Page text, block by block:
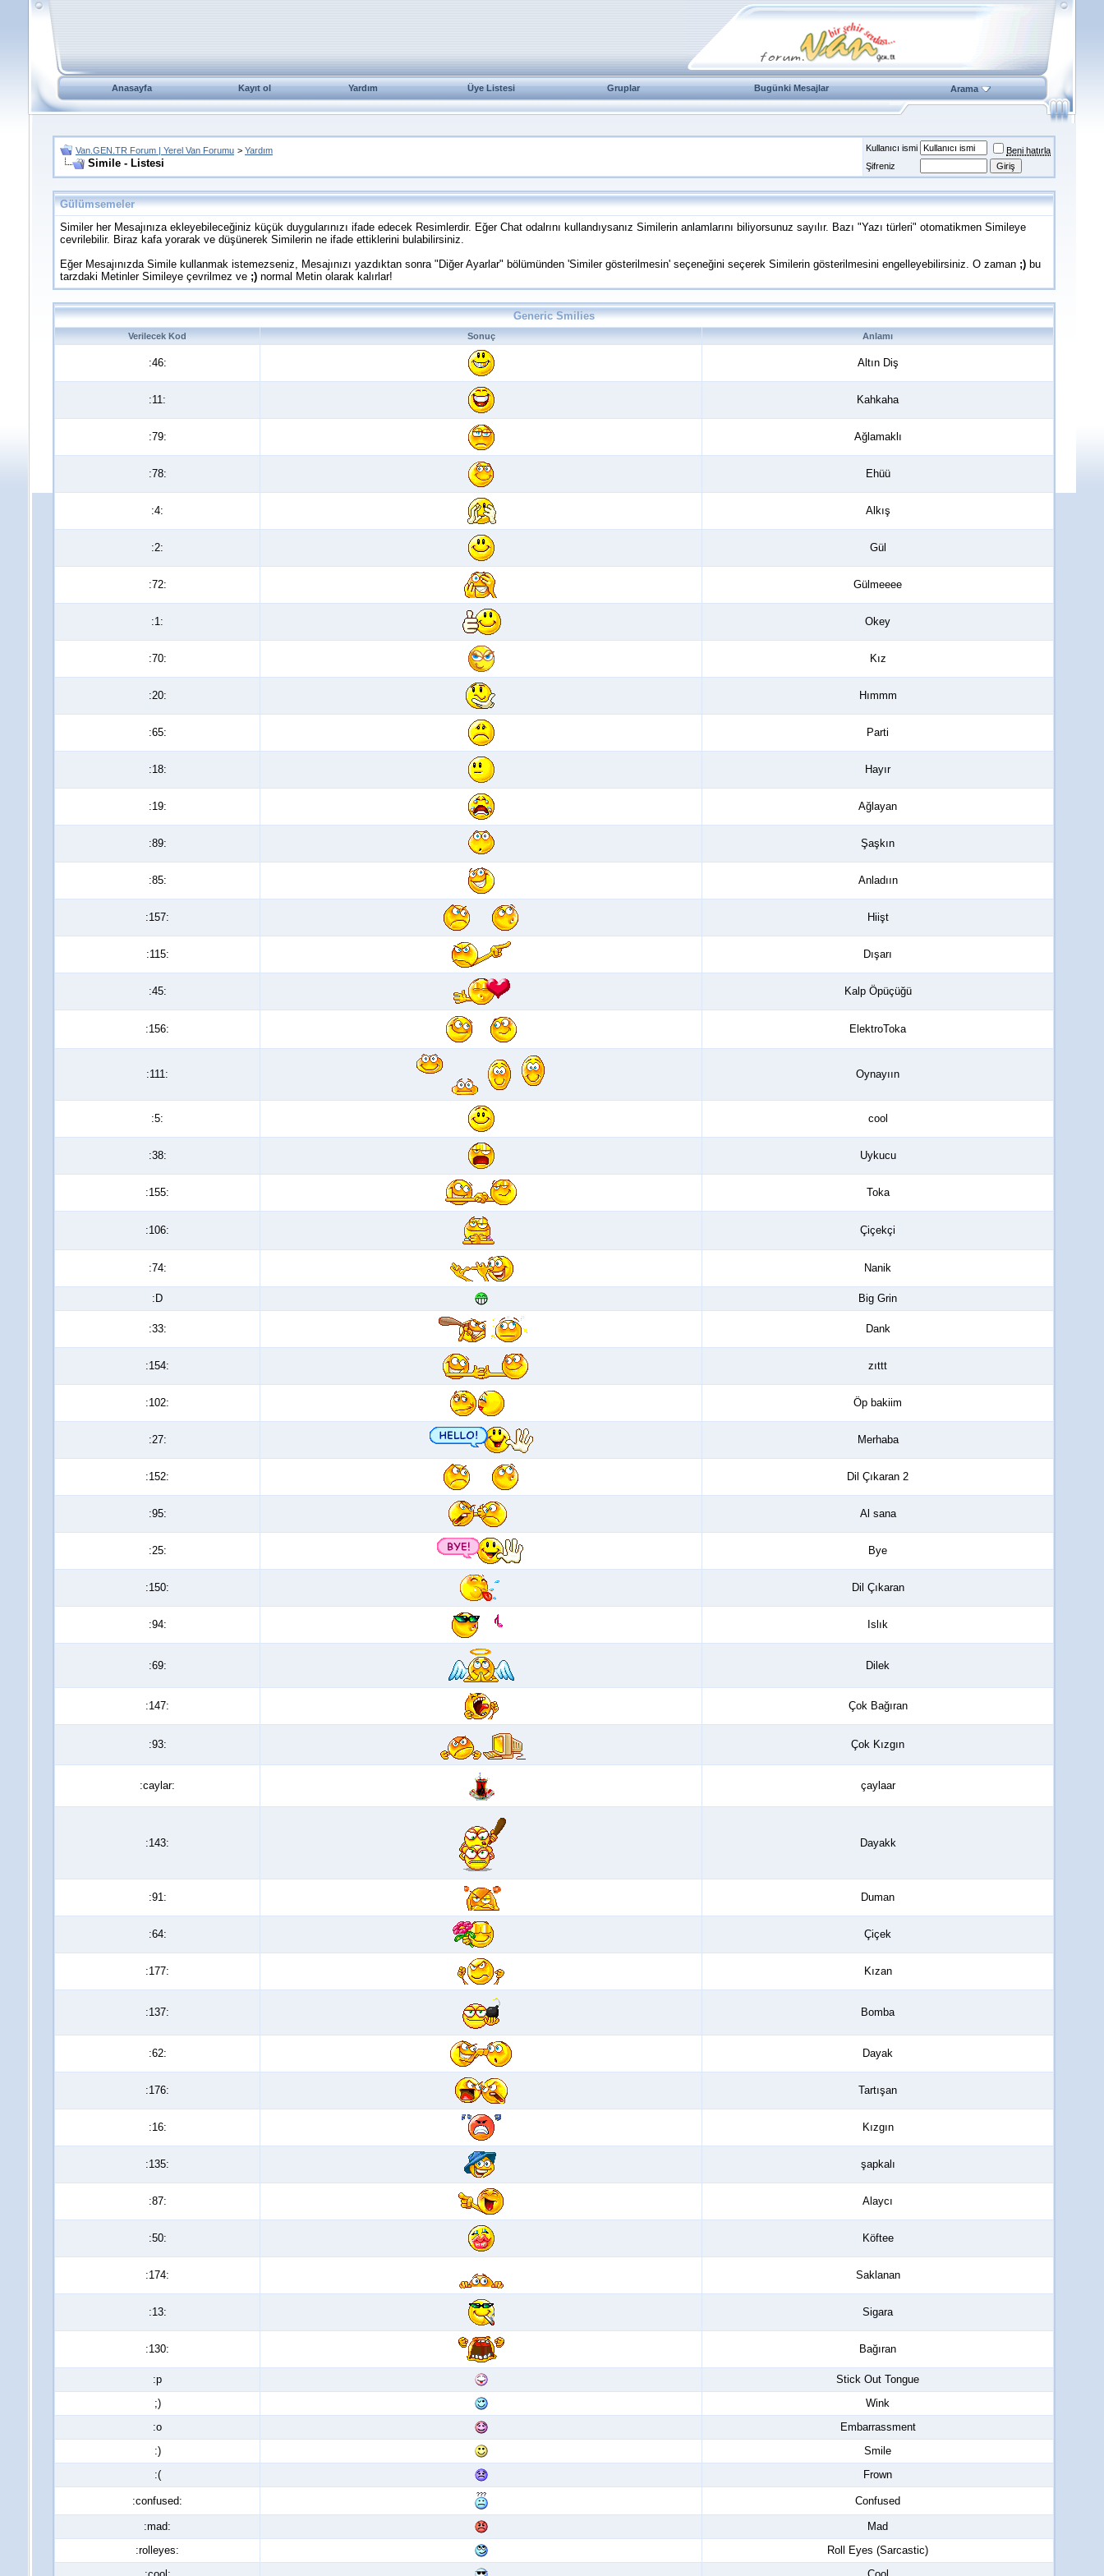
Anasayfa Kayıt ol Yardım Üye Listesi Gruplar Bugünki Mesajlar Arama
Van.GEN.TR Forum | Yerel Van Forumu > Yardım
Simile - Listesi
Kullanıcı ismi
Beni hatırla
Şifreniz
Gülümsemeler
Similer her Mesajınıza ekleyebileceğiniz küçük duygularınızı ifade edecek Resimlerdir. Eğer Chat odalrını kullandıysanız Similerin anlamlarını biliyorsunuz sayılır. Bazı "Yazı türleri" otomatikmen Simileye
cevrilebilir. Biraz kafa yorarak ve düşünerek Similerin ne ifade ettiklerini bulabilirsiniz.
Eğer Mesajınızda Simile kullanmak istemezseniz, Mesajınızı yazdıktan sonra "Diğer Ayarlar" bölümünden 'Similer gösterilmesin' seçeneğini seçerek Similerin gösterilmesini engelleyebilirsiniz. O zaman ;) bu
tarzdaki Metinler Simileye çevrilmez ve ;) normal Metin olarak kalırlar!
Generic Smilies
Verilecek Kod Sonuç Anlamı
:46: Altın Diş
:11: Kahkaha
:79: Ağlamaklı
:78: Ehüü
:4: Alkış
:2: Gül
:72: Gülmeeee
:1: Okey
:70: Kız
:20: Hımmm
:65: Parti
:18: Hayır
:19: Ağlayan
:89: Şaşkın
:85: Anladıın
:157: Hiişt
:115: Dışarı
:45: Kalp Öpüçüğü
:156: ElektroToka
:111: Oynayıın
:5: cool
:38: Uykucu
:155: Toka
:106: Çiçekçi
:74: Nanik
:D Big Grin
:33: Dank
:154: zıttt
:102: Öp bakiim
:27: Merhaba
:152: Dil Çıkaran 2
:95: Al sana
:25: Bye
:150: Dil Çıkaran
:94: Islık
:69: Dilek
:147: Çok Bağıran
:93: Çok Kızgın
:caylar: çaylaar
:143: Dayakk
:91: Duman
:64: Çiçek
:177: Kızan
:137: Bomba
:62: Dayak
:176: Tartışan
:16: Kızgın
:135: şapkalı
:87: Alaycı
:50: Köftee
:174: Saklanan
:13: Sigara
:130: Bağıran
:p
Stick Out Tongue
;)
Wink
:o
Embarrassment
:)
Smile
:(
Frown
:confused: Confused
:mad:
Mad
:rolleyes:
Roll Eyes (Sarcastic)